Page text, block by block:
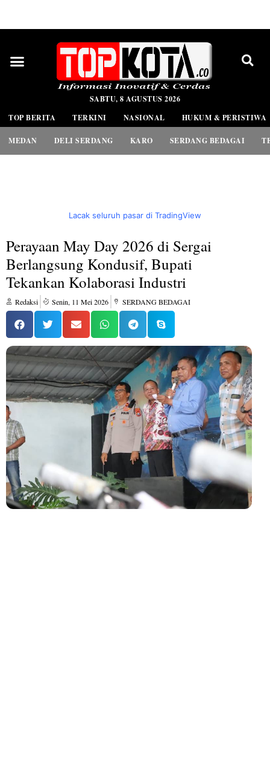
SABTU, 8 AGUSTUS 2026
TOP BERITA
TERKINI NASIONAL HUKUM & PERISTIWA
MEDAN DELI SERDANG KARO SERDANG BEDAGAI
Lacak seluruh pasar di TradingView
Perayaan May Day 2026 di Sergai
Berlangsung Kondusif, Bupati
Tekankan Kolaborasi Industri
Redaksi Senin, 11 Mei 2026 SERDANG BEDAGAI